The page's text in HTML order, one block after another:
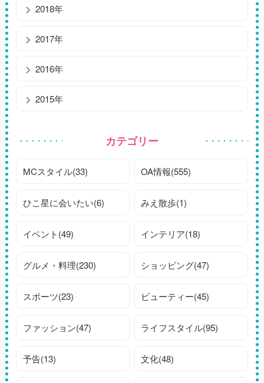
2018年
2017年
2016年
2015年
カテゴリー
MCスタイル(33) OA情報(555)
ひこ星に会いたい(6) みえ散歩(1)
イベント(49) インテリア(18)
グルメ・料理(230) ショッピング(47)
スポーツ(23) ビューティー(45)
ファッション(47) ライフスタイル(95)
予告(13) 文化(48)